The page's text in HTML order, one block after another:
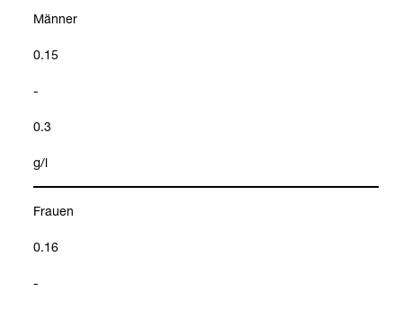
Män­ner
0.15
-
0.3
g/l
Frauen
0.16
-